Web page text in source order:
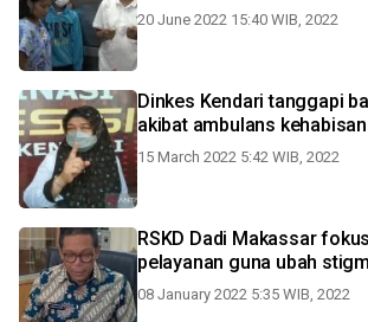
20 June 2022 15:40 WIB, 2022
Dinkes Kendari tanggapi
akibat ambulans
15 March 2022 5:42 WIB, 2022
RSKD Dadi Makassar
pelayanan guna ubah
08 January 2022 5:35 WIB, 2022